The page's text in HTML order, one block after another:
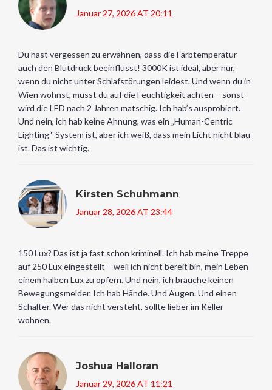
Januar 27, 2026 AT 20:11
Du hast vergessen zu erwähnen, dass die Farbtemperatur
auch den Blutdruck beeinflusst! 3000K ist ideal, aber nur,
wenn du nicht unter Schlafstörungen leidest. Und wenn du in
Wien wohnst, musst du auf die Feuchtigkeit achten – sonst
wird die LED nach 2 Jahren matschig. Ich hab’s ausprobiert.
Und nein, ich hab keine Ahnung, was ein „Human-Centric
Lighting“-System ist, aber ich weiß, dass mein Licht nicht blau
ist. Das ist wichtig.
Kirsten Schuhmann
Januar 28, 2026 AT 23:44
150 Lux? Das ist ja fast schon kriminell. Ich hab meine Treppe
auf 250 Lux eingestellt – weil ich nicht bereit bin, mein Leben
einem halben Lux zu opfern. Und nein, ich brauche keinen
Bewegungsmelder. Ich hab Hände. Und Augen. Und einen
Schalter. Wer das nicht versteht, sollte lieber im Keller
wohnen.
Joshua Halloran
Januar 29, 2026 AT 11:21